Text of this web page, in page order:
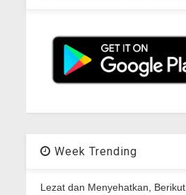
Week Trending
Lezat dan Menyehatkan, Berikut